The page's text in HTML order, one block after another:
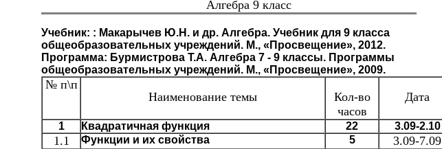
Алгебра 9 класс
Учебник: : Макарычев Ю.Н. и др. Алгебра. Учебник для 9 класса
общеобразовательных учреждений. М., «Просвещение», 2012.
Программа: Бурмистрова Т.А. Алгебра 7 - 9 классы. Программы
общеобразовательных учреждений. М., «Просвещение», 2009.
№ п\п
Наименование темы
Кол-во
часов
Дата
1 Квадратичная функция 22 3.09-2.10
1.1 Функции и их свойства 5
3.09-7.09